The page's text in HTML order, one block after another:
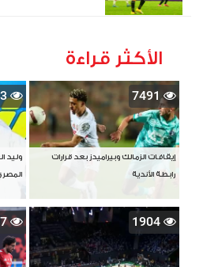
الأكثر قراءة
7491
إيقافات الزمالك وبيراميدز بعد قرارات
رابطة الأندية
وليد
1904